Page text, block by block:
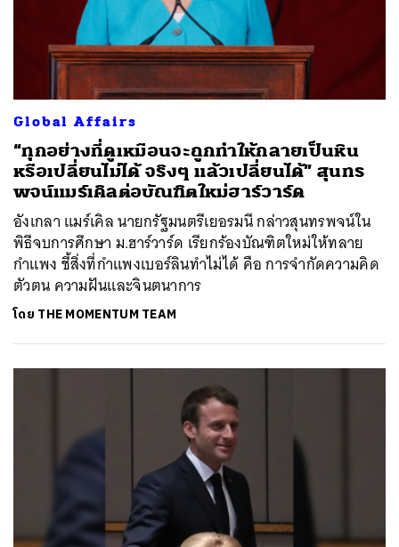
Global Affairs
“ทุกอย่างที่ดูเหมือนจะถูกทำให้กลายเป็นหิน
หรือเปลี่ยนไม่ได้ จริงๆ แล้วเปลี่ยนได้” สุนทร
พจน์แมร์เคิลต่อบัณฑิตใหม่ฮาร์วาร์ด
อังเกลา แมร์เคิล นายกรัฐมนตรีเยอรมนี กล่าวสุนทรพจน์ใน
พิธีจบการศึกษา ม.ฮาร์วาร์ด เรียกร้องบัณฑิตใหม่ให้ทลาย
กำแพง ชี้สิ่งที่กำแพงเบอร์ลินทำไม่ได้ คือ การจำกัดความคิด
ตัวตน ความฝันและจินตนาการ
โดย THE MOMENTUM TEAM